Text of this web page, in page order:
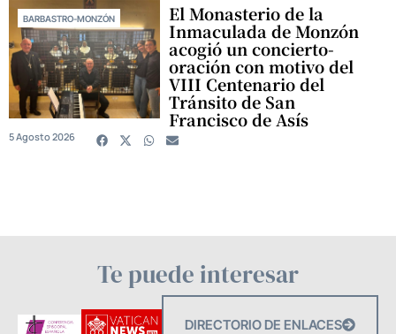
BARBASTRO-MONZÓN El Monasterio de la
Inmaculada de Monzón
acogió un concierto-
oración con motivo del
VIII Centenario del
Tránsito de San
Francisco de Asís
5 Agosto 2026
Te puede interesar
DIRECTORIO DE ENLACES